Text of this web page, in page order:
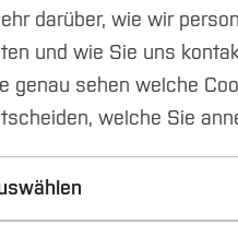
und
Semesterbeitrag und
darüber, wie wir
und wie Sie uns
genau sehen welche
welche Sie